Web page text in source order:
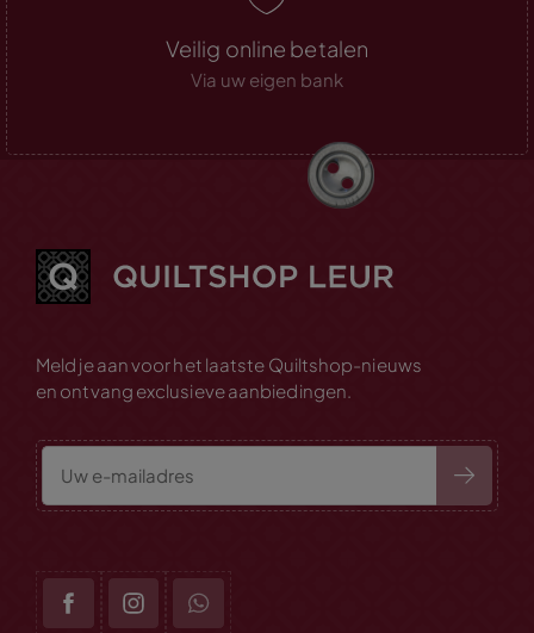
Veilig online betalen
Via uw eigen bank
Meld je aan voor het laatste Quiltshop-nieuws
en ontvang exclusieve aanbiedingen.